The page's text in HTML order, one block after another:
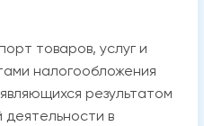
товаров, услуг и
налогообложения
результатом
в